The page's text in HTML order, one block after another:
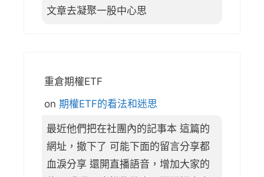
文章去凝聚一股中心思
重倉期權ETF
on 期權ETF的看法和迷思
最近他們把在社團內的記事本 這篇的
網址，撤下了 可能下面的留言分享都
血淚分享 還開直播語音，增加大家的